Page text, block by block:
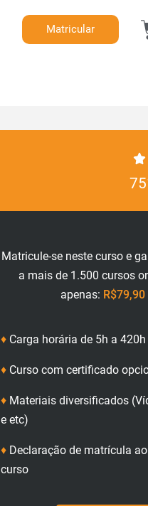
Matricular
Matricule-se neste curso e
a mais de 1.500 cursos
apenas: R$79,90
♦ Carga horária de 5h a 420h
♦ Curso com certificado
♦ Materiais diversificados
e etc)
♦ Declaração de matrícula
curso